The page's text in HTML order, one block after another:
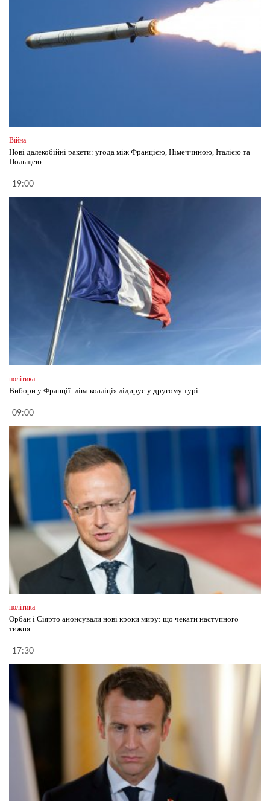
Війна
Нові далекобійні ракети: угода між Францією, Німеччиною, Італією та
Польщею
19:00
політика
Вибори у Франції: ліва коаліція лідирує у другому турі
09:00
політика
Орбан і Сіярто анонсували нові кроки миру: що чекати наступного
тижня
17:30